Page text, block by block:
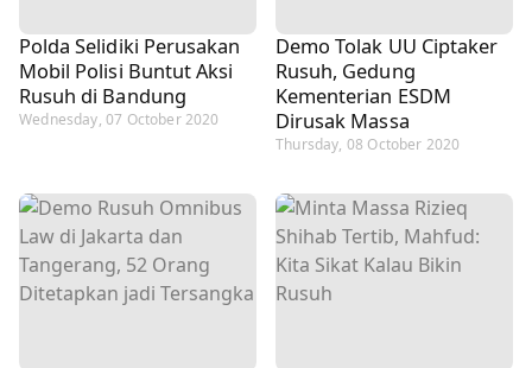
Polda Selidiki Perusakan
Mobil Polisi Buntut Aksi
Rusuh di Bandung
Wednesday, 07 October 2020
Demo Tolak UU Ciptaker
Rusuh, Gedung
Kementerian ESDM
Dirusak Massa
Thursday, 08 October 2020